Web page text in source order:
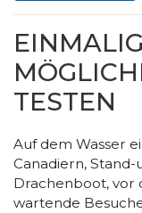
TESTEN
Auf dem Wasser
Canadiern,
Drachenboot, vor
wartende